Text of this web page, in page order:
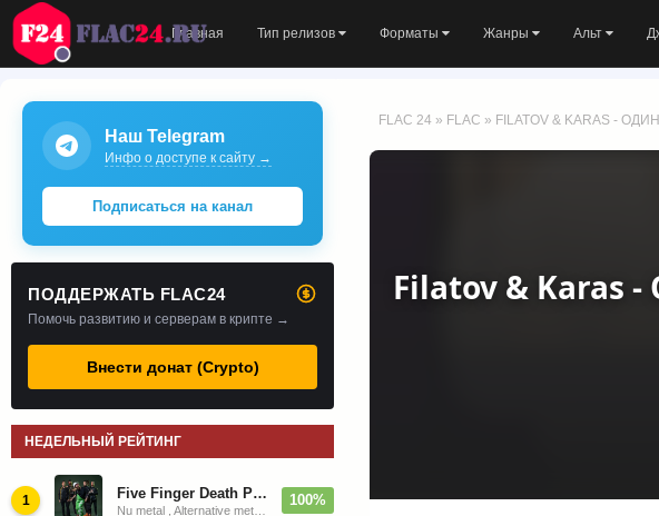
Главная Тип релизов Форматы Жанры Альт
FLAC 24 » FLAC » FILATOV & KARAS -
Filatov & Karas -
Наш Telegram
Инфо о доступе к сайту →
Подписаться на канал
ПОДДЕРЖАТЬ FLAC24
Помочь развитию и серверам в крипте →
Внести донат (Crypto)
НЕДЕЛЬНЫЙ РЕЙТИНГ
1 Five Finger Death Punch - Дискография (2008-2026) 100%